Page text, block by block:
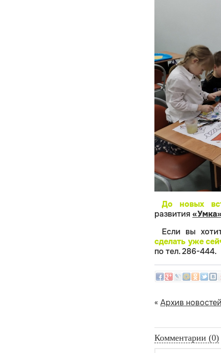
До новых
развития
Если вы
сделать уже
по тел. 286-444.
« Архив
Комментарии (0)